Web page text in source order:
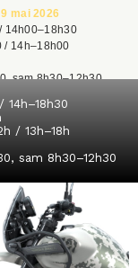
14h–18h30
/ 13h–18h
sam 8h30–12h30
mai 2026
14h00–18h30
/ 14h–18h00
sam 8h30–12h30